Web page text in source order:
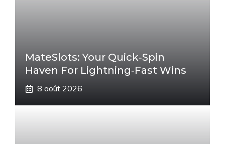
MateSlots: Your Quick‑Spin
Haven For Lightning‑Fast Wins
8 août 2026